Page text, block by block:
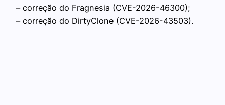
– correção do Fragnesia (CVE-2026-46300);
– correção do DirtyClone (CVE-2026-43503).